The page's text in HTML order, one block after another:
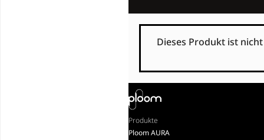
Dieses Produkt ist
Produkte
Ploom AURA